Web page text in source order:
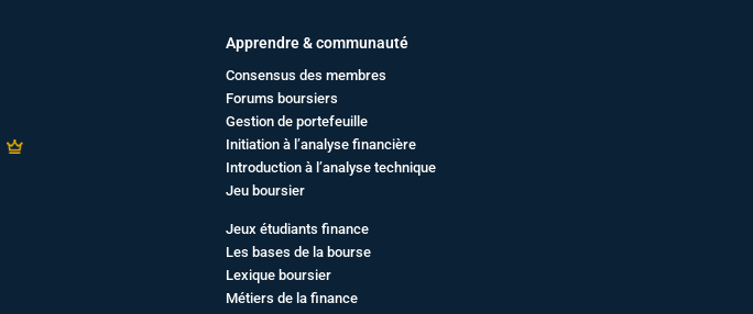
Apprendre & communauté
Consensus des membres
Forums boursiers
Gestion de portefeuille
Initiation à l’analyse financière
Introduction à l’analyse technique
Jeu boursier
Jeux étudiants finance
Les bases de la bourse
Lexique boursier
Métiers de la finance